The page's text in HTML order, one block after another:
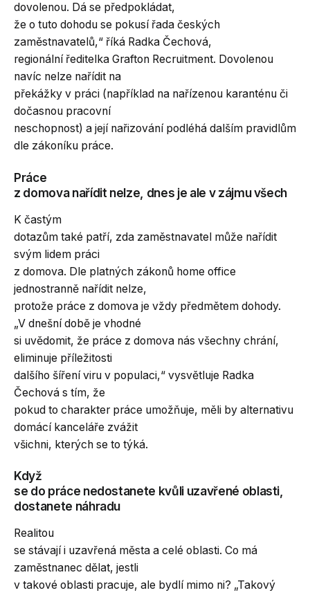
dovolenou. Dá se předpokládat,
že o tuto dohodu se pokusí řada českých
zaměstnavatelů,“ říká Radka Čechová,
regionální ředitelka Grafton Recruitment. Dovolenou
navíc nelze nařídit na
překážky v práci (například na nařízenou karanténu či
dočasnou pracovní
neschopnost) a její nařizování podléhá dalším pravidlům
dle zákoníku práce.
Práce
z domova nařídit nelze, dnes je ale v zájmu všech
K častým
dotazům také patří, zda zaměstnavatel může nařídit
svým lidem práci
z domova. Dle platných zákonů home office
jednostranně nařídit nelze,
protože práce z domova je vždy předmětem dohody.
„V dnešní době je vhodné
si uvědomit, že práce z domova nás všechny chrání,
eliminuje příležitosti
dalšího šíření viru v populaci,“ vysvětluje Radka
Čechová s tím, že
pokud to charakter práce umožňuje, měli by alternativu
domácí kanceláře zvážit
všichni, kterých se to týká.
Když
se do práce nedostanete kvůli uzavřené oblasti,
dostanete náhradu
Realitou
se stávají i uzavřená města a celé oblasti. Co má
zaměstnanec dělat, jestli
v takové oblasti pracuje, ale bydlí mimo ni? „Takový